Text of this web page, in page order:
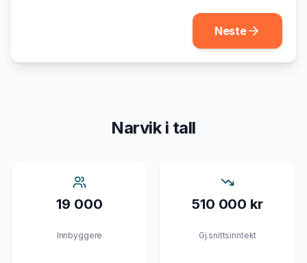
Neste
Narviki tall
19 000
Innbyggere
510 000 kr
Gj.snittsinntekt